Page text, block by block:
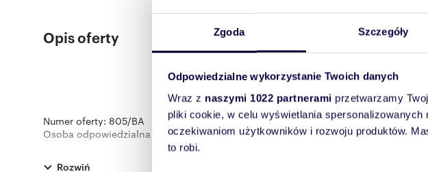
Zgoda Szczegóły
Odpowiedzialne wykorzystanie Twoich danych
Wraz z naszymi 1022 partnerami przetwarzamy
pliki cookie, w celu wyświetlania
oczekiwaniom użytkowników i rozwoju produktów.
to robi.
Opis oferty
Numer oferty: 805/BA
Osoba odpowiedzialna zawodowo: Adrian Bieły
Rozwiń